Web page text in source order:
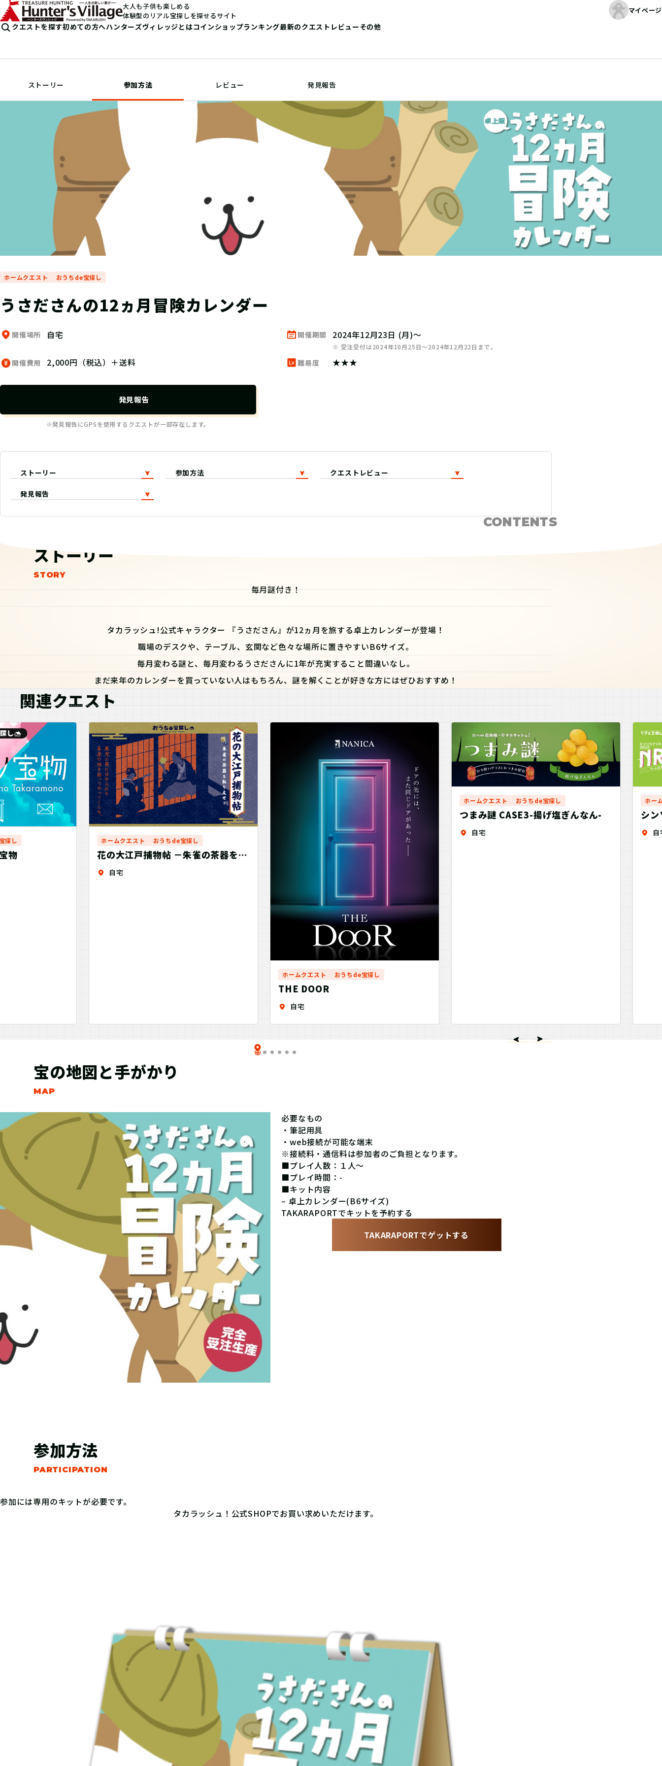
大人も子供も楽しめる
体験型のリアル宝探しを探せるサイト
マイページ
クエストを探す初めての方へハンターズヴィレッジとはコインショップランキング最新のクエストレビューその他
ストーリー 参加方法 レビュー 発見報告
ホームクエスト おうちde宝探し
うさださんの12ヵ月冒険カレンダー
開催場所 自宅 開催期間 2024年12月23日 (月)～
※ 受注受付は2024年10月25日～2024年12月22日まで。
開催費用 2,000円（税込）＋送料 難易度 ★★★
発見報告
※発見報告にGPSを使用するクエストが一部存在します。
CONTENTS
ストーリー 参加方法 クエストレビュー
発見報告
ストーリー
毎月謎付き！
タカラッシュ!公式キャラクター 『うさださん』が12ヵ月を旅する卓上カレンダーが登場！
職場のデスクや、テーブル、玄関など色々な場所に置きやすいB6サイズ。
毎月変わる謎と、毎月変わるうさださんに1年が充実すること間違いなし。
まだ来年のカレンダーを買っていない人はもちろん、謎を解くことが好きな方にはぜひおすすめ！
関連クエスト
探し
物
ホームクエスト おうちde宝探し
花の大江戸捕物帖 －朱雀の茶器を取
り戻せ！－
自宅
ホームクエスト おうちde宝探し
THE DOOR
自宅
ホームクエスト おうちde宝探し
つまみ謎 CASE3-揚げ塩ぎんなん-
自宅
ホー
シ
信
宝の地図と手がかり
必要なもの
・筆記用具
・web接続が可能な端末
※接続料・通信料は参加者のご負担となります。
■プレイ人数：１人〜
■プレイ時間：-
■キット内容
– 卓上カレンダー(B6サイズ)
TAKARAPORTでキットを予約する
TAKARAPORTでゲットする
参加方法
参加には専用のキットが必要です。
タカラッシュ！公式SHOPでお買い求めいただけます。